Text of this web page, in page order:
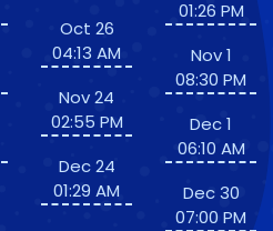
Oct 26
04:13 AM
Nov 24
02:55 PM
Dec 24
01:29 AM
01:26 PM
Nov 1
08:30 PM
Dec 1
06:10 AM
Dec 30
07:00 PM